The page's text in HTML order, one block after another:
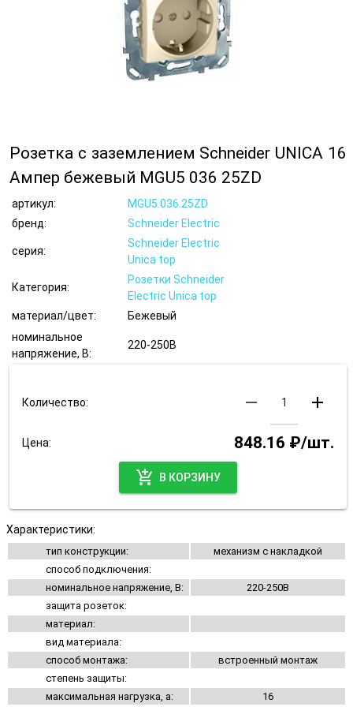
Розетка с заземлением Schneider UNICA 16
Ампер бежевый MGU5 036 25ZD
артикул:
MGU5.036.25ZD
бренд:
Schneider Electric
серия:
Schneider Electric
Unica top
Категория:
Розетки Schneider
Electric Unica top
материал/цвет:
Бежевый
номинальное
напряжение, В:
220-250В
Количество: remove add
Цена:
848.16 ₽/шт.
add_shopping_cart
В КОРЗИНУ
Характеристики:
тип конструкции:
механизм с накладкой
способ подключения:
номинальное напряжение, В:
220-250В
защита розеток:
материал:
вид материала:
способ монтажа:
встроенный монтаж
степень защиты:
максимальная нагрузка, а:
16